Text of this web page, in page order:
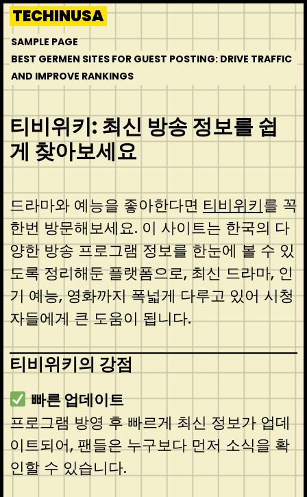
Skip
to
content
TECHINUSA
SAMPLE PAGE
BEST GERMEN SITES FOR GUEST POSTING: DRIVE TRAFFIC
AND IMPROVE RANKINGS
티비위키: 최신 방송 정보를 쉽
게 찾아보세요
드라마와 예능을 좋아한다면 티비위키를 꼭
한번 방문해보세요. 이 사이트는 한국의 다
양한 방송 프로그램 정보를 한눈에 볼 수 있
도록 정리해둔 플랫폼으로, 최신 드라마, 인
기 예능, 영화까지 폭넓게 다루고 있어 시청
자들에게 큰 도움이 됩니다.
티비위키의 강점
빠른 업데이트
프로그램 방영 후 빠르게 최신 정보가 업데
이트되어, 팬들은 누구보다 먼저 소식을 확
인할 수 있습니다.